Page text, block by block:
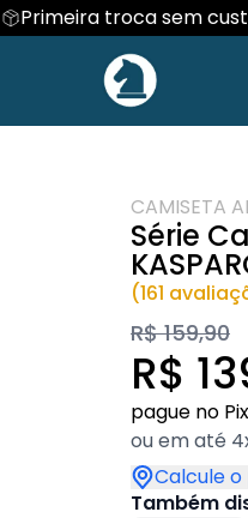
Primeira troca sem
COLEÇÃO INFANTIL🎁
CAMISETA
Série
(161
R$ 159,90
R$
pague no
ou em até
Calcule
Também